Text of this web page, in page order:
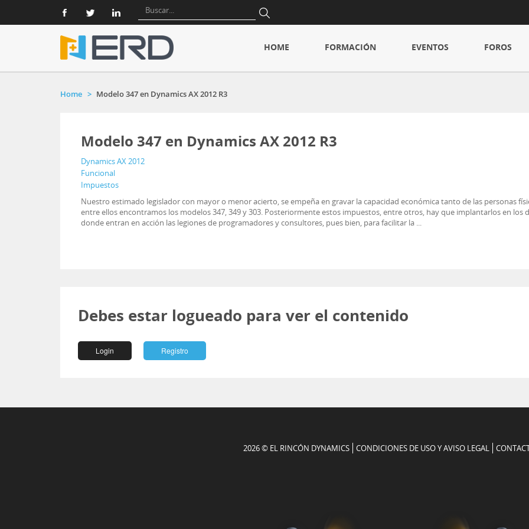
HOME FORMACIÓN EVENTOS FOROS
Home Modelo 347 en Dynamics AX 2012 R3
Modelo 347 en Dynamics AX 2012 R3
Dynamics AX 2012
Funcional
Impuestos
Nuestro estimado legislador con mayor o menor acierto, se empeña en gravar la capacidad económica tanto de las personas
entre ellos encontramos los modelos 347, 349 y 303. Posteriormente estos impuestos, entre otros, hay que implantarlos en los
donde entran en acción las legiones de programadores y consultores, pues bien, para facilitar la ...
Debes estar logueado para ver el contenido
Login Registro
2026 © EL RINCÓN DYNAMICS CONDICIONES DE USO Y AVISO LEGAL